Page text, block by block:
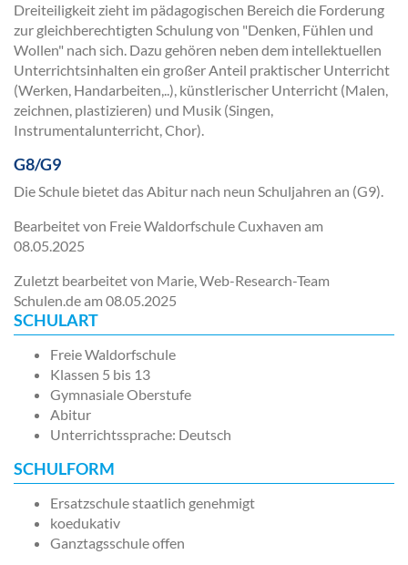
Dreiteiligkeit zieht im pädagogischen Bereich die Forderung
zur gleichberechtigten Schulung von "Denken, Fühlen und
Wollen" nach sich. Dazu gehören neben dem intellektuellen
Unterrichtsinhalten ein großer Anteil praktischer Unterricht
(Werken, Handarbeiten,..), künstlerischer Unterricht (Malen,
zeichnen, plastizieren) und Musik (Singen,
Instrumentalunterricht, Chor).
G8/G9
Die Schule bietet das Abitur nach neun Schuljahren an (G9).
Bearbeitet von Freie Waldorfschule Cuxhaven am
08.05.2025
Zuletzt bearbeitet von Marie, Web-Research-Team
Schulen.de am 08.05.2025
SCHULART
Freie Waldorfschule
Klassen 5 bis 13
Gymnasiale Oberstufe
Abitur
Unterrichtssprache: Deutsch
SCHULFORM
Ersatzschule staatlich genehmigt
koedukativ
Ganztagsschule offen